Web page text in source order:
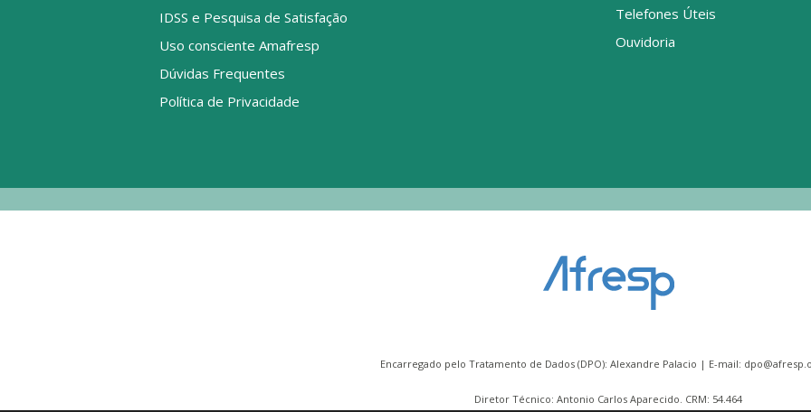
IDSS e Pesquisa de Satisfação
Uso consciente Amafresp
Dúvidas Frequentes
Política de Privacidade
Telefones Úteis
Ouvidoria
Encarregado pelo Tratamento de Dados (DPO): Alexandre Palacio | E-mail:
Diretor Técnico: Antonio Carlos Aparecido. CRM: 54.464